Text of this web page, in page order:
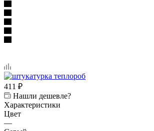
411 ₽
Нашли дешевле?
Характеристики
Цвет
—